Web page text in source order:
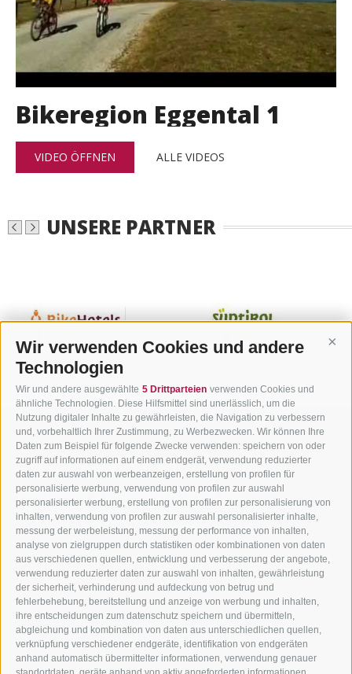
Wir verwenden Cookies und andere
Technologien
Wir und andere ausgewählte 5 Drittparteien verwenden Cookies und
ähnliche Technologien. Diese Hilfsmittel sind unerlässlich, um die
Nutzung digitaler Inhalte zu gewährleisten, die Navigation zu verbessern
und, vorbehaltlich Ihrer Zustimmung, zu Werbezwecken. Wir können Ihre
Daten zum Beispiel für folgende Zwecke verwenden: speichern von oder
zugriff auf informationen auf einem endgerät, verwendung reduzierter
daten zur auswahl von werbeanzeigen, erstellung von profilen für
personalisierte werbung, verwendung von profilen zur auswahl
personalisierter werbung, erstellung von profilen zur personalisierung von
inhalten, verwendung von profilen zur auswahl personalisierter inhalte,
messung der werbeleistung, messung der performance von inhalten,
analyse von zielgruppen durch statistiken oder kombinationen von daten
aus verschiedenen quellen, entwicklung und verbesserung der angebote,
verwendung reduzierter daten zur auswahl von inhalten, gewährleistung
der sicherheit, verhinderung und aufdeckung von betrug und
fehlerbehebung, bereitstellung und anzeige von werbung und inhalten,
ihre entscheidungen zum datenschutz speichern und übermitteln,
abgleichung und kombination von daten aus unterschiedlichen quellen,
verknüpfung verschiedener endgeräte, identifikation von endgeräten
anhand automatisch übermittelter informationen, verwendung genauer
Bikeregion Eggental 1
VIDEO ÖFFNEN ALLE VIDEOS
UNSERE PARTNER
ALLE NEWS
Geführte Rennradtouren im
Wochenprogramm
13.07.2016
WEITERLESEN →